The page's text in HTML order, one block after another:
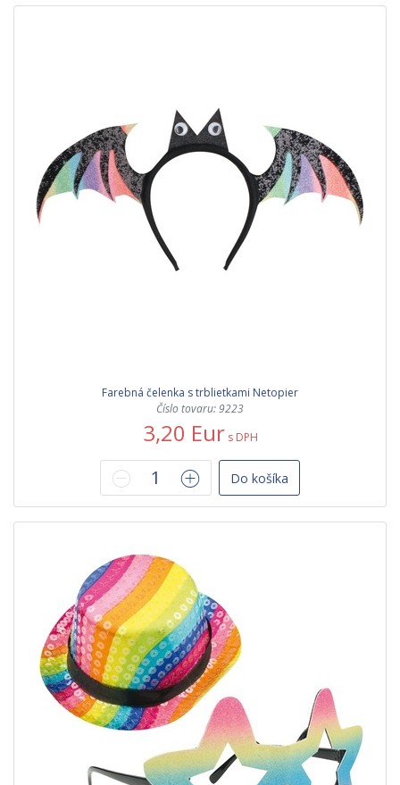
Farebná čelenka s trblietkami Netopier
Číslo tovaru: 9223
3,20 Eur s DPH
Do košíka